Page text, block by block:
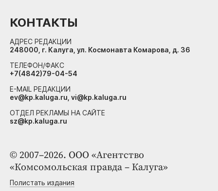
© 2007–2026. ООО «Агентство
«Комсомольская правда – Калуга»
Полистать издания
КОНТАКТЫ
АДРЕС РЕДАКЦИИ
248000, г. Калуга, ул. Космонавта Комарова, д. 36
ТЕЛЕФОН/ФАКС
+7(4842)79-04-54
E-MAIL РЕДАКЦИИ
ev@kp.kaluga.ru, vi@kp.kaluga.ru
ОТДЕЛ РЕКЛАМЫ НА САЙТЕ
sz@kp.kaluga.ru